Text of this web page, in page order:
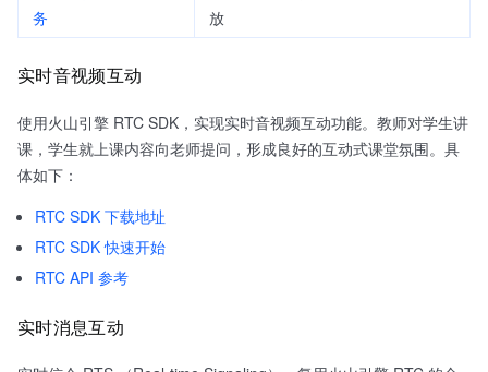
务
放
实时音视频互动
使用火山引擎 RTC SDK，实现实时音视频互动功能。教师对学生讲
课，学生就上课内容向老师提问，形成良好的互动式课堂氛围。具
体如下：
RTC SDK 下载地址
RTC SDK 快速开始
RTC API 参考
实时消息互动